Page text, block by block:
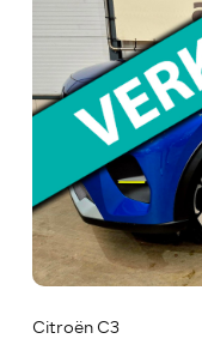
Citroën C3